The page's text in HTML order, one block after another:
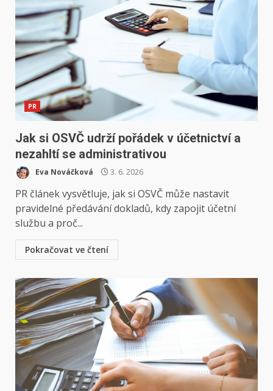
PR
Jak si OSVČ udrží pořádek v účetnictví a
nezahltí se administrativou
Eva Nováčková 3. 6. 2026
PR článek vysvětluje, jak si OSVČ může nastavit
pravidelné předávání dokladů, kdy zapojit účetní
službu a proč...
Pokračovat ve čtení